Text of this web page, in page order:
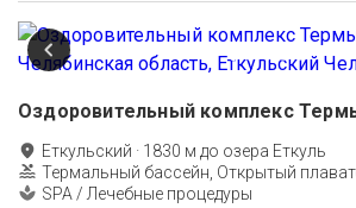
Оздоровительный комплекс
Еткульский · 1830 м до озера Еткуль
Термальный бассейн, Открытый
SPA / Лечебные процедуры